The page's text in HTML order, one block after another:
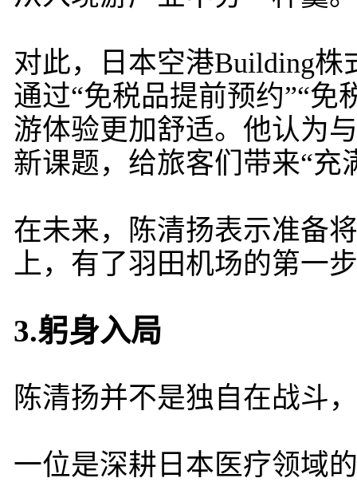
对此，日本空港Building
通过“免税品提前预约”“
游体验更加舒适。他认为
新课题，给旅客们带来“充
在未来，陈清扬表示准备
上，有了羽田机场的第一
3.躬身入局
陈清扬并不是独自在战斗
一位是深耕日本医疗领域